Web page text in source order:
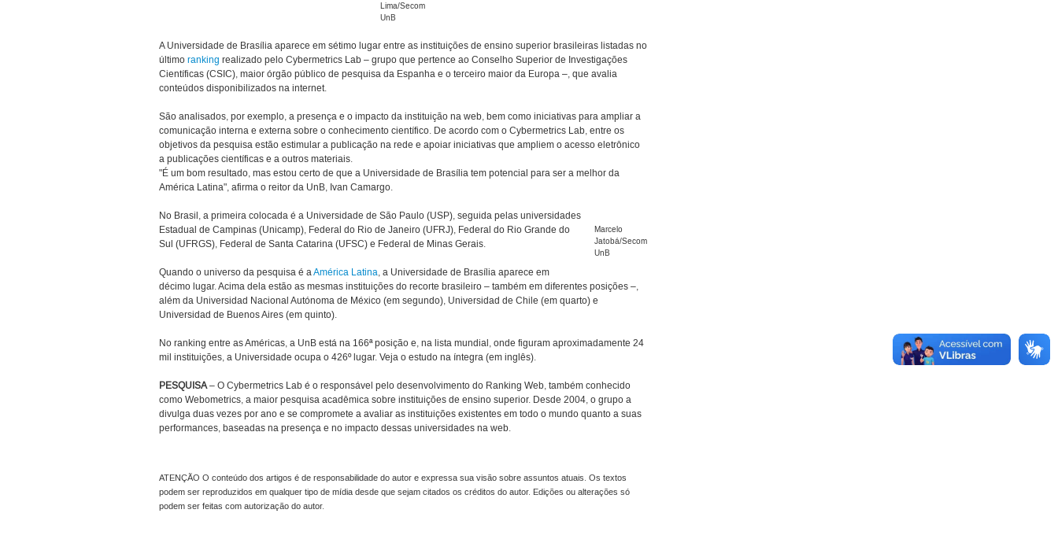
Lima/Secom
UnB
A Universidade de Brasília aparece em sétimo lugar entre as instituições de ensino superior brasileiras listadas no
último ranking realizado pelo Cybermetrics Lab – grupo que pertence ao Conselho Superior de Investigações
Científicas (CSIC), maior órgão público de pesquisa da Espanha e o terceiro maior da Europa –, que avalia
conteúdos disponibilizados na internet.
São analisados, por exemplo, a presença e o impacto da instituição na web, bem como iniciativas para ampliar a
comunicação interna e externa sobre o conhecimento científico. De acordo com o Cybermetrics Lab, entre os
objetivos da pesquisa estão estimular a publicação na rede e apoiar iniciativas que ampliem o acesso eletrônico
a publicações científicas e a outros materiais.
"É um bom resultado, mas estou certo de que a Universidade de Brasília tem potencial para ser a melhor da
América Latina", afirma o reitor da UnB, Ivan Camargo.
Marcelo
Jatobá/Secom
UnB
No Brasil, a primeira colocada é a Universidade de São Paulo (USP), seguida pelas universidades
Estadual de Campinas (Unicamp), Federal do Rio de Janeiro (UFRJ), Federal do Rio Grande do
Sul (UFRGS), Federal de Santa Catarina (UFSC) e Federal de Minas Gerais.
Quando o universo da pesquisa é aAmérica Latina, a Universidade de Brasília aparece em
décimo lugar. Acima dela estão as mesmas instituições do recorte brasileiro – também em diferentes posições –,
além da Universidad Nacional Autónoma de México (em segundo), Universidad de Chile (em quarto) e
Universidad de Buenos Aires (em quinto).
No ranking entre as Américas, a UnB está na 166ª posição e, na lista mundial, onde figuram aproximadamente 24
mil instituições, a Universidade ocupa o 426º lugar. Veja o estudo na íntegra (em inglês).
PESQUISA– O Cybermetrics Lab é o responsável pelo desenvolvimento do Ranking Web, também conhecido
como Webometrics, a maior pesquisa acadêmica sobre instituições de ensino superior. Desde 2004, o grupo a
divulga duas vezes por ano e se compromete a avaliar as instituições existentes em todo o mundo quanto a suas
performances, baseadas na presença e no impacto dessas universidades na web.
ATENÇÃO O conteúdo dos artigos é de responsabilidade do autor e expressa sua visão sobre assuntos atuais. Os textos
podem ser reproduzidos em qualquer tipo de mídia desde que sejam citados os créditos do autor. Edições ou alterações só
podem ser feitas com autorização do autor.